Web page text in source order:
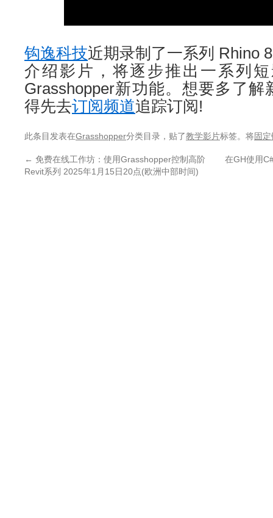
钩逸科技近期录制了一系列 Rhino
介绍影片，将逐步推出一系列
Grasshopper新功能。想要多了
得先去订阅频道追踪订阅!
此条目发表在Grasshopper分类目录，贴了教学影片标签。将固
← 免费在线工作坊：使用Grasshopper控制高阶
Revit系列 2025年1月15日20点(欧洲中部时间)
在GH使用